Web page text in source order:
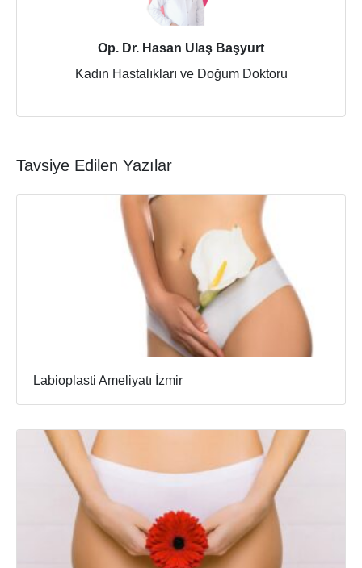
Op. Dr. Hasan Ulaş Başyurt
Kadın Hastalıkları ve Doğum Doktoru
Tavsiye Edilen Yazılar
Labioplasti Ameliyatı İzmir